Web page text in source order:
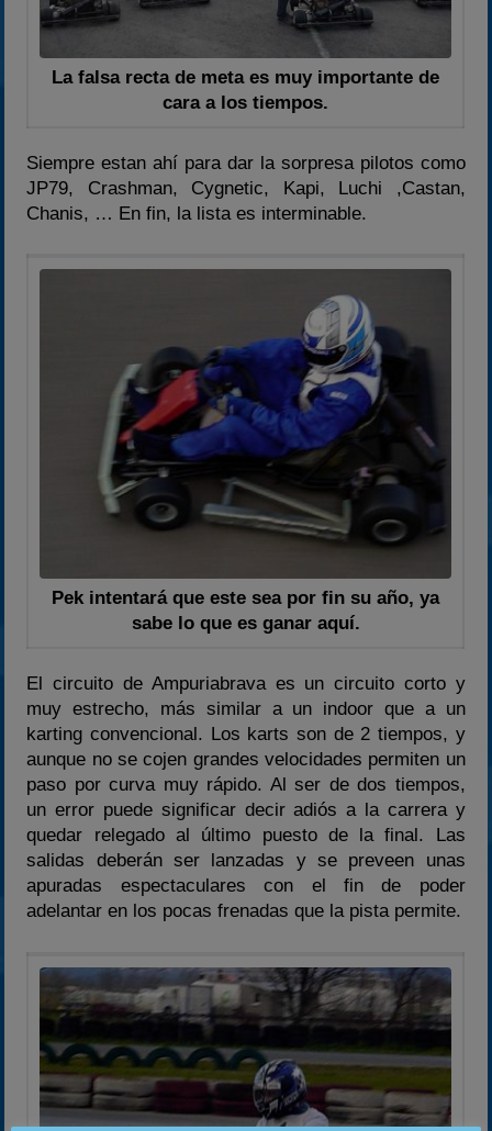
La falsa recta de meta es muy importante de
cara a los tiempos.
Siempre estan ahí para dar la sorpresa pilotos como
JP79, Crashman, Cygnetic, Kapi, Luchi ,Castan,
Chanis, … En fin, la lista es interminable.
Pek intentará que este sea por fin su año, ya
sabe lo que es ganar aquí.
El circuito de Ampuriabrava es un circuito corto y
muy estrecho, más similar a un indoor que a un
karting convencional. Los karts son de 2 tiempos, y
aunque no se cojen grandes velocidades permiten un
paso por curva muy rápido. Al ser de dos tiempos,
un error puede significar decir adiós a la carrera y
quedar relegado al último puesto de la final. Las
salidas deberán ser lanzadas y se preveen unas
apuradas espectaculares con el fin de poder
adelantar en los pocas frenadas que la pista permite.